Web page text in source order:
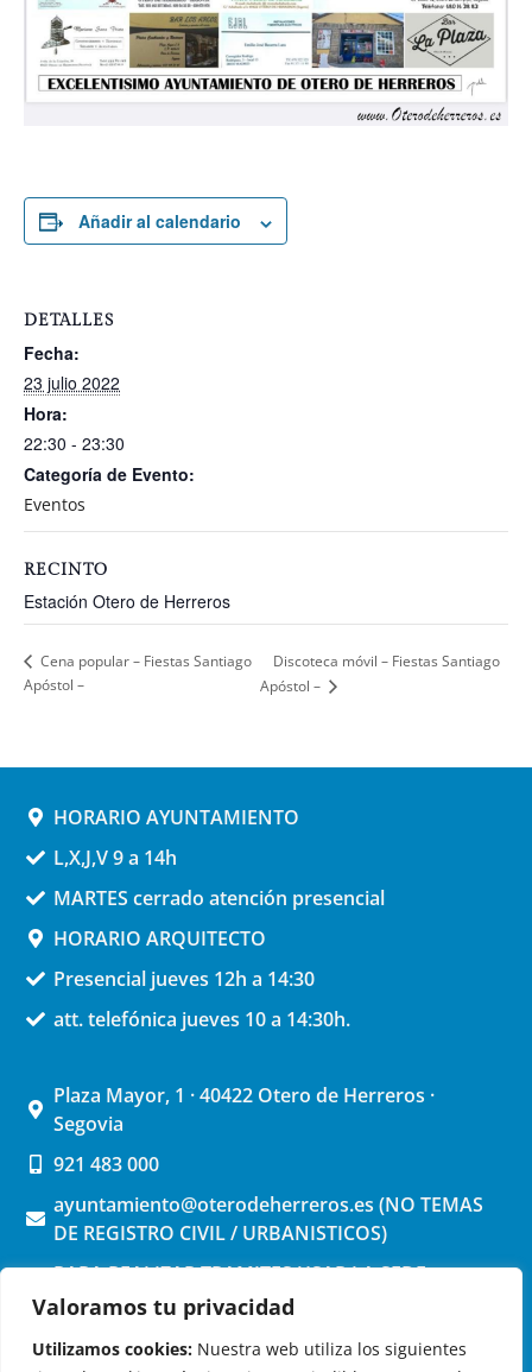
Valoramos tu privacidad
Utilizamos cookies: Nuestra web utiliza los siguientes
Añadir al calendario
DETALLES
Fecha:
23 julio 2022
Hora:
22:30 - 23:30
Categoría de Evento:
Eventos
RECINTO
Estación Otero de Herreros
Cena popular – Fiestas Santiago
Apóstol –
Discoteca móvil – Fiestas Santiago
Apóstol –
HORARIO AYUNTAMIENTO
L,X,J,V 9 a 14h
MARTES cerrado atención presencial
HORARIO ARQUITECTO
Presencial jueves 12h a 14:30
att. telefónica jueves 10 a 14:30h.
Plaza Mayor, 1 · 40422 Otero de Herreros ·
Segovia
921 483 000
ayuntamiento@oterodeherreros.es (NO TEMAS
DE REGISTRO CIVIL / URBANISTICOS)
PARA REALIZAR TRAMITES USAR LA SEDE
ELECTRONICA (pinchar aquí)